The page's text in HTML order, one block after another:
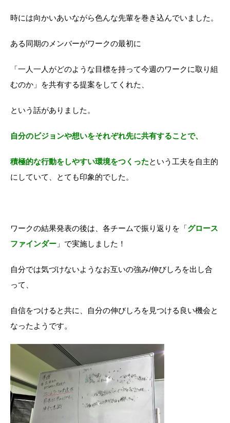
時には向かいあいながら色んな先輩を巻き込んでいました。
ある同期のメンバーがワークの最初に
「一人一人がどのような目標を持って今週のワークに取り組
むのか」を共有する提案をしてくれた、
という話がありました。
自分のビジョンや想いをそれぞれ先に共有することで、
積極的な行動をしやすい環境をつくったという工夫を自主的
にしていて、とても印象的でした。
ワークの結果発表の後は、各チームで振り返りを「グロース
ファインダー 」で実施しました！
自分では気づけないようなお互いの強み/伸びしろを出し合
って、
自信をつけると共に、自分の伸びしろを見つける良い機会と
なったようです。